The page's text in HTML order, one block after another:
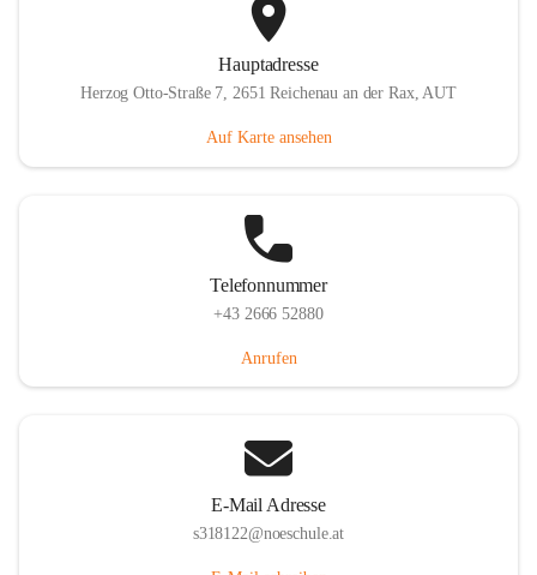
Hauptadresse
Herzog Otto-Straße 7, 2651 Reichenau an der Rax, AUT
Auf Karte ansehen
Telefonnummer
+43 2666 52880
Anrufen
E-Mail Adresse
s318122@noeschule.at